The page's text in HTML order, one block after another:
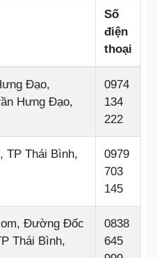
Số
điện
thoại
Đạo,
Hưng Đạo,
0974
134
222
TP Thái Bình,
0979
703
145
Đường Đốc
Thái Bình,
0838
645